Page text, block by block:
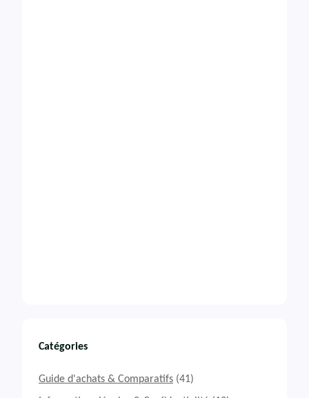
Catégories
Guide d'achats & Comparatifs (41)